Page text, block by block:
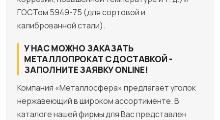
ГОСТом 5949-75 (для сортовой и
калиброванной стали).
У НАС МОЖНО ЗАКАЗАТЬ
МЕТАЛЛОПРОКАТ С ДОСТАВКОЙ -
ЗАПОЛНИТЕ ЗАЯВКУ ONLINE!
Компания «Металлосфера» предлагает уголок
нержавеющий в широком ассортименте. В
каталоге нашей фирмы для Вас представлен